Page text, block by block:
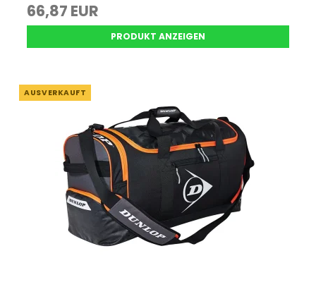
66,87 EUR
PRODUKT ANZEIGEN
AUSVERKAUFT